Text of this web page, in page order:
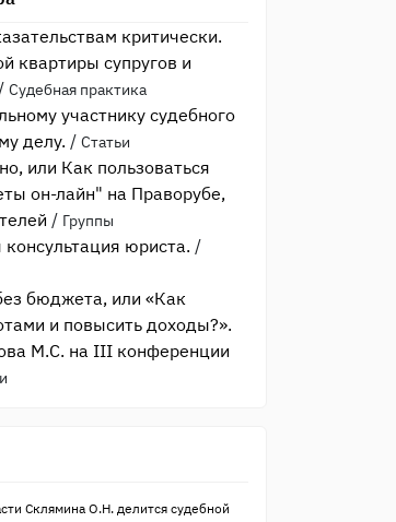
критически.
квартиры супругов и
Судебная практика
участнику судебного
делу. / Статьи
или Как пользоваться
он-лайн" на Праворубе,
/ Группы
юриста. /
бюджета, или «Как
и повысить доходы?».
М.С. на III конференции
Склямина О.Н. делится судебной